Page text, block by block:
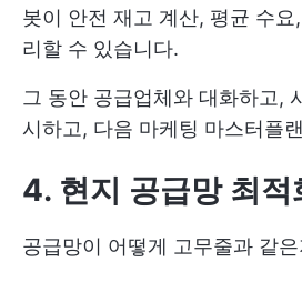
봇이 안전 재고 계산, 평균 수
리할 수 있습니다.
그 동안 공급업체와 대화하고,
시하고, 다음 마케팅 마스터플
4. 현지 공급망 최적
공급망이 어떻게 고무줄과 같